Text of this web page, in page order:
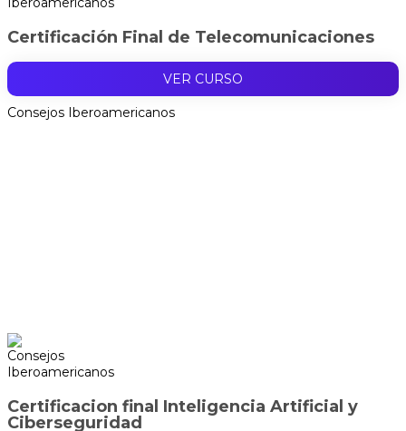
Certificación Final de Telecomunicaciones
VER CURSO
Consejos Iberoamericanos
Certificacion final Inteligencia Artificial y
Ciberseguridad